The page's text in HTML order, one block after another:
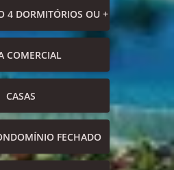
4 DORMITÓRIOS OU +
COMERCIAL
CASAS
FECHADO